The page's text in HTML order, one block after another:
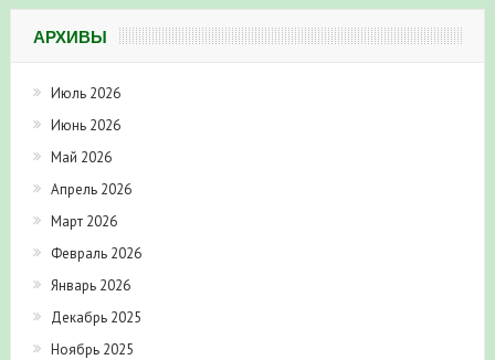
АРХИВЫ
Июль 2026
Июнь 2026
Май 2026
Апрель 2026
Март 2026
Февраль 2026
Январь 2026
Декабрь 2025
Ноябрь 2025